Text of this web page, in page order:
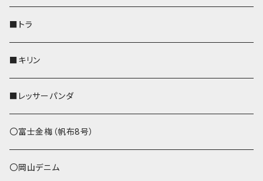
財布
その他
リール付きストラップ
リールのみ
ストラップ付
ペンホルダー
AppleWatchバンド
L字ファスナー財布
その他
■トラ
■キリン
■レッサーパンダ
〇富士金梅（帆布8号）
〇岡山デニム